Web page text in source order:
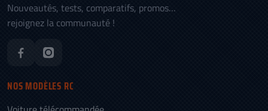
Nouveautés, tests, comparatifs, promos…
rejoignez la communauté !
NOS MODÈLES RC